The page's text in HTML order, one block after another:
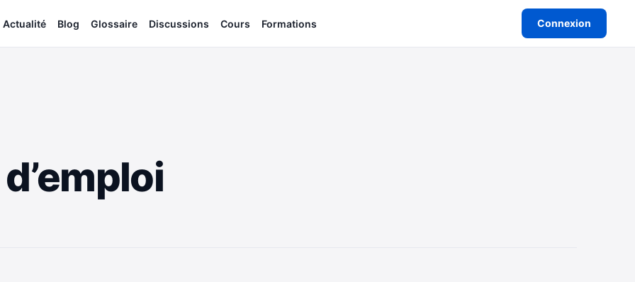
Actualité Blog Glossaire Discussions Cours Formations Connexion